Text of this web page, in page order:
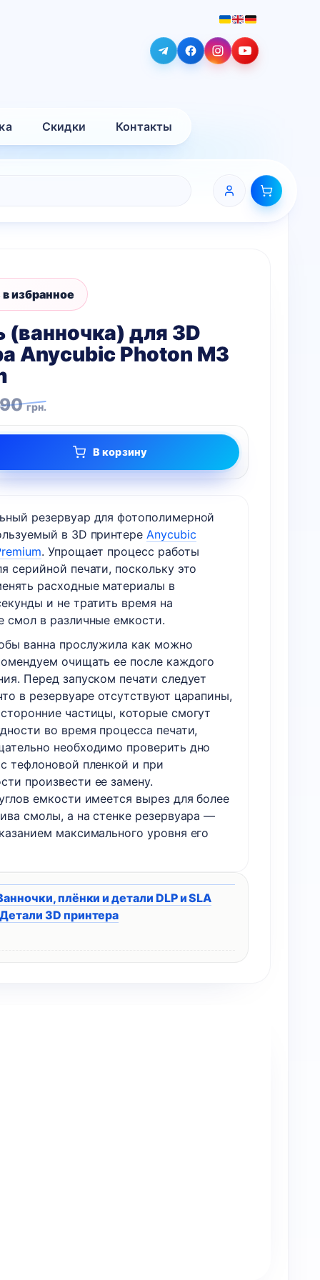
Скидки Контакты
(ванночка) для 3D
Anycubic Photon M3
грн.
резервуар для фотополимерной
в 3D принтере Anycubic
. Упрощает процесс работы
серийной печати, поскольку это
расходные материалы в
и не тратить время на
смол в различные емкости.
ванна прослужила как можно
очищать ее после каждого
Перед запуском печати следует
в резервуаре отсутствуют царапины,
частицы, которые смогут
во время процесса печати,
необходимо проверить дно
тефлоновой пленкой и при
произвести ее замену.
емкости имеется вырез для более
смолы, а на стенке резервуара —
максимального уровня его
В корзину
избранное
плёнки и детали DLP и SLA
Детали 3D принтера